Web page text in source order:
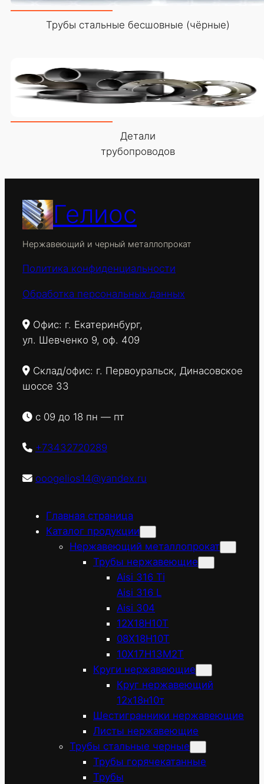
Трубы стальные бесшовные (чёрные)
Детали
трубопроводов
Гелиос
Нержавеющий и черный металлопрокат
Политика конфиденциальности
Обработка персональных данных
Офис: г. Екатеринбург,
ул. Шевченко 9, оф. 409
Склад/офис: г. Первоуральск, Динасовское
шоссе 33
с 09 до 18 пн — пт
+73432720289
ooogelios14@yandex.ru
Главная страница
Каталог продукции
Нержавеющий металлопрокат
Трубы нержавеющие
Aisi 316 Ti
Aisi 316 L
Aisi 304
12Х18Н10Т
08Х18Н10Т
10Х17Н13М2Т
Круги нержавеющие
Круг нержавеющий
12х18н10т
Шестигранники нержавеющие
Листы нержавеющие
Трубы стальные черные
Трубы горячекатанные
Трубы